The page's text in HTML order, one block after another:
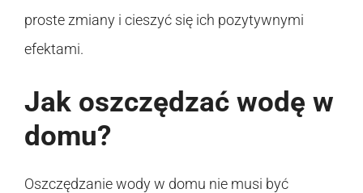
proste zmiany i cieszyć się ich pozytywnymi
efektami.
Jak oszczędzać wodę w
domu?
Oszczędzanie wody w domu nie musi być